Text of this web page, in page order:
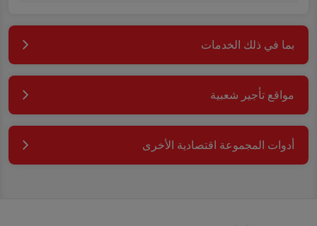
بما في ذلك الخدمات
مواقع تأجير شعبية
أدوات المجموعة اقتصادية الأخرى